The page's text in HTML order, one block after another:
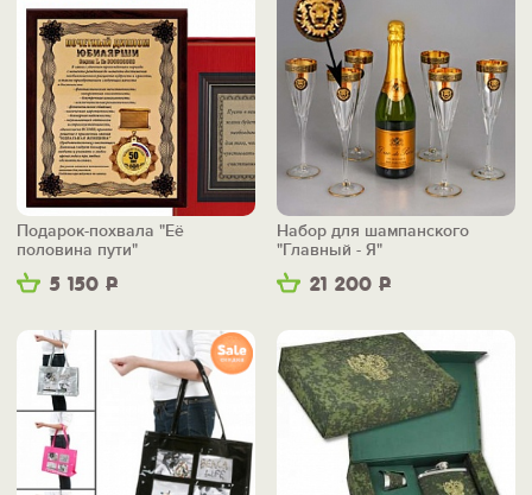
5 150 Р
Подарок-похвала "Её
половина пути"
21 200 Р
Набор для шампанского
"Главный - Я"